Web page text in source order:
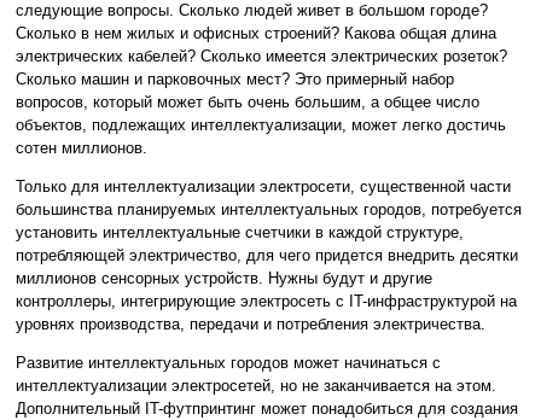
следующие вопросы. Сколько людей живет в большом городе?
Сколько в нем жилых и офисных строений? Какова общая длина
электрических кабелей? Сколько имеется электрических розеток?
Сколько машин и парковочных мест? Это примерный набор
вопросов, который может быть очень большим, а общее число
объектов, подлежащих интеллектуализации, может легко достичь
сотен миллионов.
Только для интеллектуализации электросети, существенной части
большинства планируемых интеллектуальных городов, потребуется
установить интеллектуальные счетчики в каждой структуре,
потребляющей электричество, для чего придется внедрить десятки
миллионов сенсорных устройств. Нужны будут и другие
контроллеры, интегрирующие электросеть с IT-инфраструктурой на
уровнях производства, передачи и потребления электричества.
Развитие интеллектуальных городов может начинаться с
интеллектуализации электросетей, но не заканчивается на этом.
Дополнительный IT-футпринтинг может понадобиться для создания